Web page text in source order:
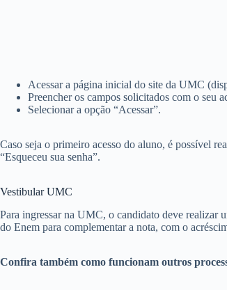
Acessar a página inicial do site da UMC
Preencher os campos solicitados com o seu
Selecionar a opção “Acessar”.
Caso seja o primeiro acesso do aluno, é possível
“Esqueceu sua senha”.
Vestibular UMC
Para ingressar na UMC, o candidato deve realizar
do Enem para complementar a nota, com o
Confira também como funcionam outros